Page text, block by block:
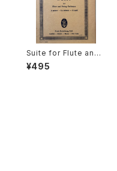
Suite for Flute and
String Orchestra A-
moll【著者：TELEMAN
¥495